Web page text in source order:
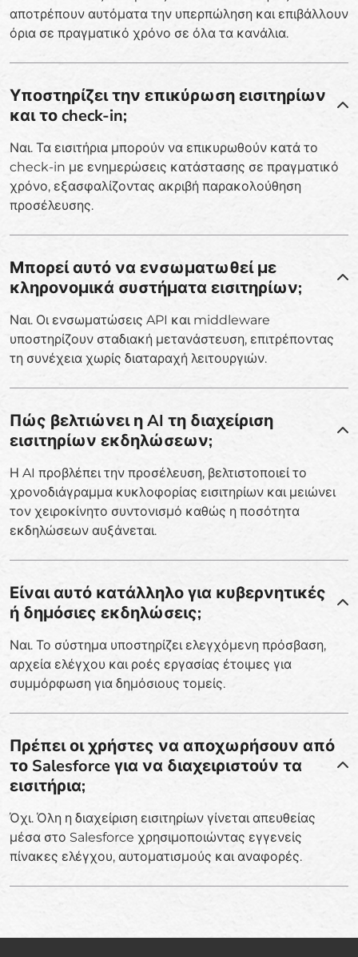
αποτρέπουν αυτόματα την υπερπώληση και επιβάλλουν
όρια σε πραγματικό χρόνο σε όλα τα κανάλια.
Υποστηρίζει την επικύρωση εισιτηρίων
και το check-in;
Ναι. Τα εισιτήρια μπορούν να επικυρωθούν κατά το
check-in με ενημερώσεις κατάστασης σε πραγματικό
χρόνο, εξασφαλίζοντας ακριβή παρακολούθηση
προσέλευσης.
Μπορεί αυτό να ενσωματωθεί με
κληρονομικά συστήματα εισιτηρίων;
Ναι. Οι ενσωματώσεις API και middleware
υποστηρίζουν σταδιακή μετανάστευση, επιτρέποντας
τη συνέχεια χωρίς διαταραχή λειτουργιών.
Πώς βελτιώνει η AI τη διαχείριση
εισιτηρίων εκδηλώσεων;
Η AI προβλέπει την προσέλευση, βελτιστοποιεί το
χρονοδιάγραμμα κυκλοφορίας εισιτηρίων και μειώνει
τον χειροκίνητο συντονισμό καθώς η ποσότητα
εκδηλώσεων αυξάνεται.
Είναι αυτό κατάλληλο για κυβερνητικές
ή δημόσιες εκδηλώσεις;
Ναι. Το σύστημα υποστηρίζει ελεγχόμενη πρόσβαση,
αρχεία ελέγχου και ροές εργασίας έτοιμες για
συμμόρφωση για δημόσιους τομείς.
Πρέπει οι χρήστες να αποχωρήσουν από
το Salesforce για να διαχειριστούν τα
εισιτήρια;
Όχι. Όλη η διαχείριση εισιτηρίων γίνεται απευθείας
μέσα στο Salesforce χρησιμοποιώντας εγγενείς
πίνακες ελέγχου, αυτοματισμούς και αναφορές.